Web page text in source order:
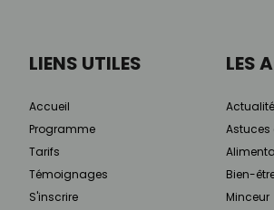
LIENS UTILES
Accueil
Programme
Tarifs
Témoignages
S'inscrire
LES
Astuces
Bien-
Minceur